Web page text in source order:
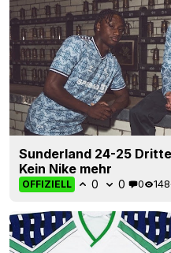
Sunderland 24-25
Kein Nike mehr
OFFIZIELL 0 0 0 148